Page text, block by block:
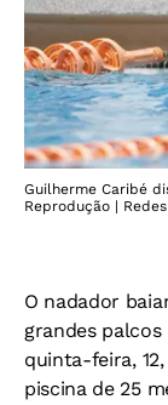
Guilherme Caribé
Reprodução |
O nadador
grandes
quinta-feira,
piscina de 25